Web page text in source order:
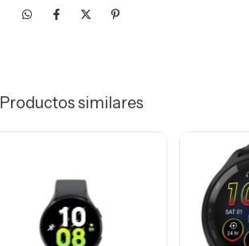
Productos similares